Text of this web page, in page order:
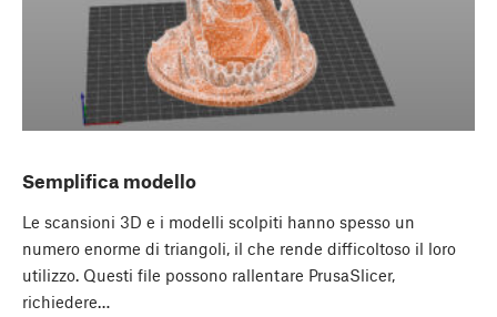
Semplifica modello
Le scansioni 3D e i modelli scolpiti hanno spesso un
numero enorme di triangoli, il che rende difficoltoso il loro
utilizzo. Questi file possono rallentare PrusaSlicer,
richiedere…